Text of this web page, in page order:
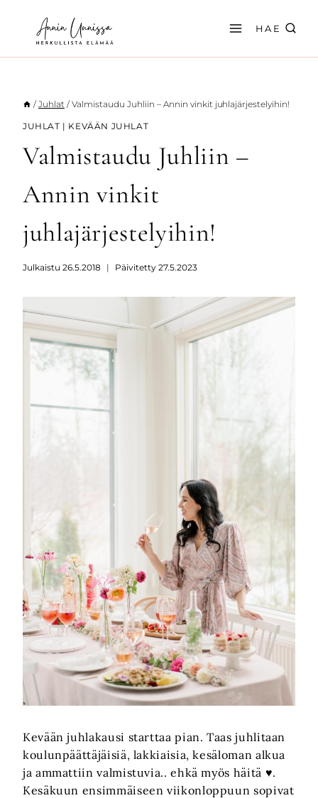
sisältöön
HAE
/ Juhlat / Valmistaudu Juhliin – Annin vinkit juhlajärjestelyihin!
JUHLAT | KEVÄÄN JUHLAT
Valmistaudu Juhliin –
Annin vinkit
juhlajärjestelyihin!
Julkaistu 26.5.2018 Päivitetty 27.5.2023
Kevään juhlakausi starttaa pian. Taas juhlitaan
koulunpäättäjäisiä, lakkiaisia, kesäloman alkua
ja ammattiin valmistuvia.. ehkä myös häitä ♥.
Kesäkuun ensimmäiseen viikonloppuun sopivat